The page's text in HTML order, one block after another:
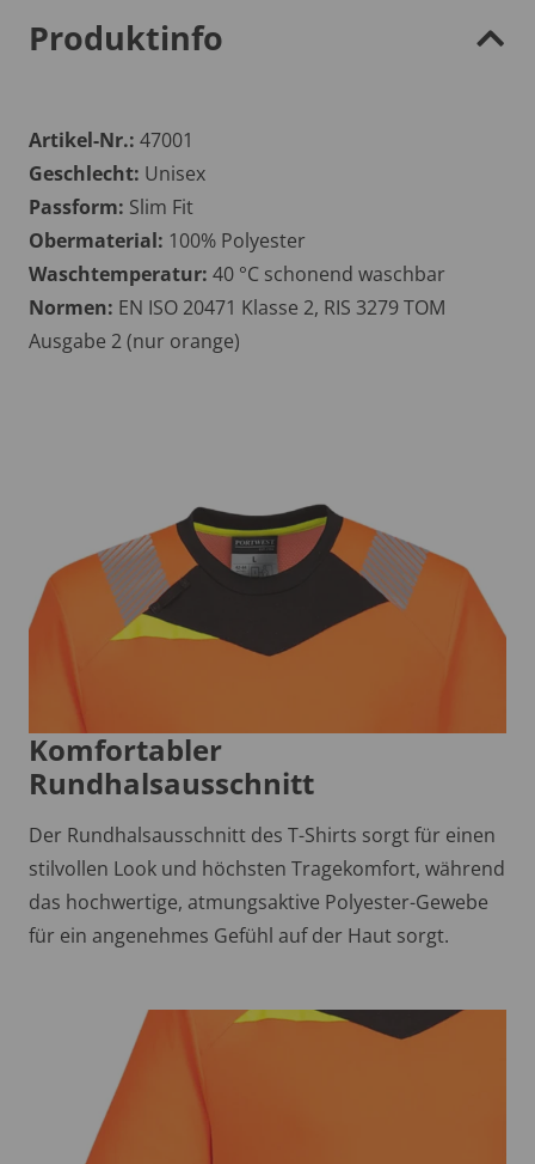
Produktinfo
Artikel-Nr.: 47001
Geschlecht: Unisex
Passform: Slim Fit
Obermaterial: 100% Polyester
Waschtemperatur: 40 °C schonend waschbar
Normen: EN ISO 20471 Klasse 2, RIS 3279 TOM
Ausgabe 2 (nur orange)
Komfortabler
Rundhalsausschnitt
Der Rundhalsausschnitt des T-Shirts sorgt für einen
stilvollen Look und höchsten Tragekomfort, während
das hochwertige, atmungsaktive Polyester-Gewebe
für ein angenehmes Gefühl auf der Haut sorgt.